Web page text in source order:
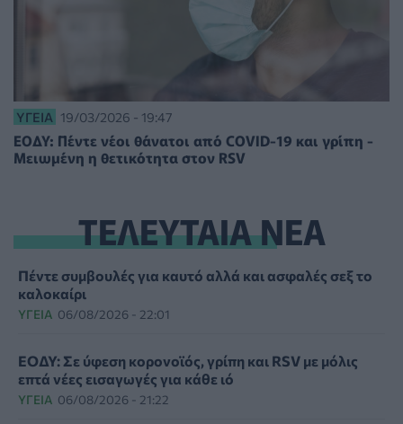
ΥΓΕΊΑ 19/03/2026 - 19:47
ΕΟΔΥ: Πέντε νέοι θάνατοι από COVID-19 και γρίπη -
Μειωμένη η θετικότητα στον RSV
ΤΕΛΕΥΤΑΙΑ ΝΕΑ
Πέντε συμβουλές για καυτό αλλά και ασφαλές σεξ το
καλοκαίρι
ΥΓΕΊΑ 06/08/2026 - 22:01
ΕΟΔΥ: Σε ύφεση κορονοϊός, γρίπη και RSV με μόλις
επτά νέες εισαγωγές για κάθε ιό
ΥΓΕΊΑ 06/08/2026 - 21:22